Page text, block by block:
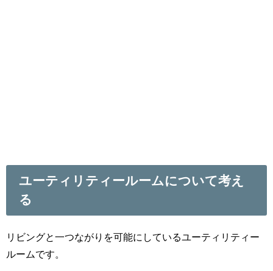
ユーティリティールームについて考え
る
リビングと一つながりを可能にしているユーティリティー
ルームです。